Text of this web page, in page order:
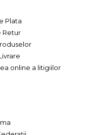
Plata
Retur
online a litigiilor